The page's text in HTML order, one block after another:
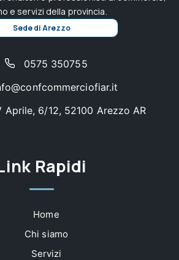
e servizi della provincia.
Sede di Arezzo
0575 350755
Aprile, 6/12, 52100 Arezzo AR
Rapidi
Home
Chi siamo
Servizi